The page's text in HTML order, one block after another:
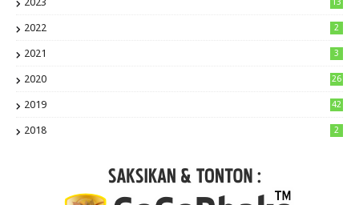
2022 2
2021 3
2020 26
2019 42
2018 2